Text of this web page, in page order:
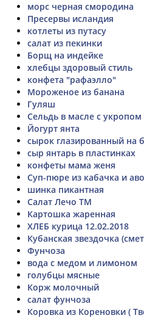
морс черная смородина
Пресервы исландия
котлеты из путасу
салат из пекинки
Борщ на индейке
хлебцы здоровый стиль
конфета "рафаэлло"
Мороженое из банана
Гуляш
Сельдь в масле с укропом
Йогурт янта
сырок глазированный на
сыр янтарь в пластинках
конфеты мама женя
Суп-пюре из кабачка и
шинка пикантная
Салат Лечо ТМ
Картошка жаренная
ХЛЕБ курица 12.02.2018
Кубанская звездочка
Фунчоза
вода с медом и лимоном
голубцы мясные
Корж молочный
салат фунчоза
Коровка из Кореновки (